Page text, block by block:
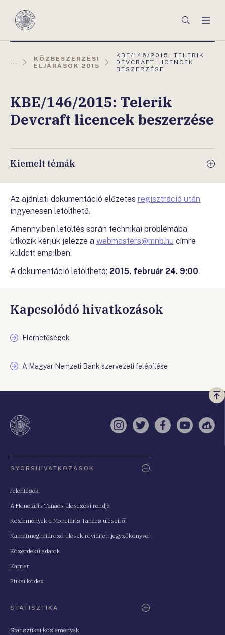
Magyar
Keresés
...
KÖZBESZERZÉSI
ELJÁRÁSOK 2015
AKTUÁLIS
OLDAL:
KBE/146/2015: TELERIK
DEVCRAFT LICENCEK
BESZERZÉSE
KBE/146/2015: Telerik
Devcraft licencek beszerzése
Kiemelt témák
Az ajánlati dokumentáció előzetes regisztráció után
ingyenesen letölthető.
Amennyiben letöltés során technikai problémába
ütközik kérjük jelezze a webmasters@mnb.hu címre
küldött emailben.
A dokumentáció letölthetó: 2015. február 24. 9:00
Kapcsolódó hivatkozások
Elérhetőségek
A Magyar Nemzeti Bank szervezeti felépítése
a
Instagram
TwitterFacebook
YouTube
GYORSHIVATKOZÁSOK
Jelentések
A Monetáris Tanács ülésezési rendje
Közlemények a Monetáris Tanács üléseiről
Kamatmeghatározó ülések rövidített jegyzőkönyvei
Közérdekű adatok
Karrier
Etikai kódex
STATISZTIKA
Statisztikai közlemények